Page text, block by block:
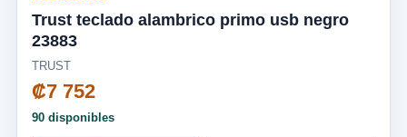
Trust teclado alambrico primo usb negro
23883
TRUST
₡7 752
90 disponibles